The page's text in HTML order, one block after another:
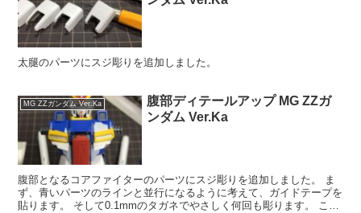
太腿のパーツにスジ彫りを追加しました。
MG ZZガンダム Ver.Ka
腹部ディテールアップ MG ZZガ
ンダム Ver.Ka
腹部となるコアファイターのパーツにスジ彫りを追加しました。 ま
ず、青いパーツのラインと並行になるように考えて、ガイドテープを
貼ります。 そして0.1mmのタガネでやさしく何回も彫ります。 これ